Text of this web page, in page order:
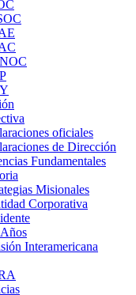
oficiales
de Dirección
Fundamentales
Misionales
Corporativa
Interamericana